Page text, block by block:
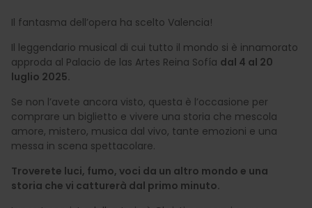
Il fantasma dell’opera ha scelto Valencia!
Il leggendario musical di cui tutto il mondo si è innamorato
approda al Palacio de las Artes Reina Sofía dal 4 al 20
luglio 2025.
Se non l’avete ancora visto, questa è l’occasione per
comprare un biglietto e vivere una storia che mescola
amore, mistero, musica dal vivo, tante emozioni e una
messa in scena spettacolare.
Troverete luci, fumo, voci da un altro mondo e una
storia che vi catturerà dal primo minuto.